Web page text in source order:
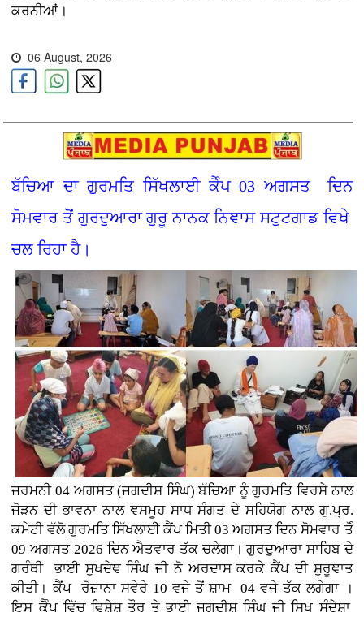
ਕਰਨੀਆਂ।
06 August, 2026
ਬੱਚਿਆ ਦਾ ਗੁਰਮਤਿ ਸਿੱਖਲਾਈ ਕੈੰਪ 03 ਅਗਸਤ ਦਿਨ
ਸੋਮਵਾਰ ਤੋਂ ਗੁਰਦੁਆਰਾ ਗੁਰੂ ਨਾਨਕ ਨਿਞਾਸ ਸਟੁਟਗਾਡ ਵਿਖੇ
ਚਲ ਰਿਹਾ ਹੈ।
ਜਰਮਨੀ04 ਅਗਸਤ (ਜਗਦੀਸ਼ ਸਿੰਘ) ਬੱਚਿਆ ਨੂੰ ਗੁਰਮਤਿ ਵਿਰਸੇ ਨਾਲ
ਜੋੜਨ ਦੀ ਭਾਵਨਾ ਨਾਲ ਞਸਮੂਹ ਸਾਧ ਸੰਗਤ ਦੇ ਸਹਿਯੋਗ ਨਾਲ ਗੁ.ਪ੍ਰ.
ਕਮੇਟੀ ਵੱਲੋ ਗੁਰਮਤਿ ਸਿੱਖਲਾਈ ਕੈਂਪ ਮਿਤੀ 03 ਅਗਸਤ ਦਿਨ ਸੋਮਵਾਰ ਤੋੰ
09 ਅਗਸਤ 2026 ਦਿਨ ਐਤਵਾਰ ਤੱਕ ਚਲੇਗਾ। ਗੁਰਦੁਆਰਾ ਸਾਹਿਬ ਦੇ
ਗਰੰਥੀ ਭਾਈ ਸੁਖਦੇਞ ਸਿੰਘ ਜੀ ਨੋ ਅਰਦਾਸ ਕਰਕੇ ਕੈਂਪ ਦੀ ਸ਼ੁਰੂਞਾਤ
ਕੀਤੀ। ਕੈਂਪ ਰੋਜ਼ਾਨਾ ਸਵੇਰੇ 10 ਵਜੇ ਤੋਂ ਸ਼ਾਮ 04 ਵਜੇ ਤੱਕ ਲਗੇਗਾ ।
ਇਸ ਕੈੰਪ ਵਿੱਚ ਵਿਸ਼ੇਸ਼ ਤੌਰ ਤੇ ਭਾਈ ਜਗਦੀਸ਼ ਸਿੰਘ ਜੀ ਸਿਖ ਸੰਦੇਸ਼ਾ